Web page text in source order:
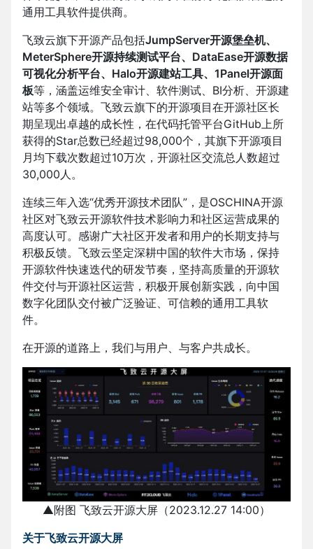
通用工具软件提供商。
飞致云旗下开源产品包括JumpServer开源堡垒机、
MeterSphere开源持续测试平台、DataEase开源数据
可视化分析平台、Halo开源建站工具、1Panel开源面
板等，涵盖运维安全审计、软件测试、BI分析、开源建
站等多个领域。飞致云旗下的开源项目在开源社区长
期呈现出卓越的成长性，在代码托管平台GitHub上所
获得的Star总数已经超过98,000个，其旗下开源项目
月均下载次数超过10万次，开源社区交流总人数超过
30,000人。
连续三年入选“优秀开源技术团队”，是OSCHINA开源
社区对飞致云开源软件技术影响力和社区运营成果的
高度认可。感谢广大社区开发者和用户的长期支持与
积极反馈。飞致云坚定深耕中国的软件大市场，保持
开源软件快速迭代的研发节奏，坚持高质量的开源软
件交付与开源社区运营，积极开展创新实践，向中国
数字化团队交付被广泛验证、可信赖的通用工具软
件。
在开源的道路上，我们与用户、与客户共成长。
▲附图 飞致云开源大屏（2023.12.27 14:00）
关于飞致云开源大屏